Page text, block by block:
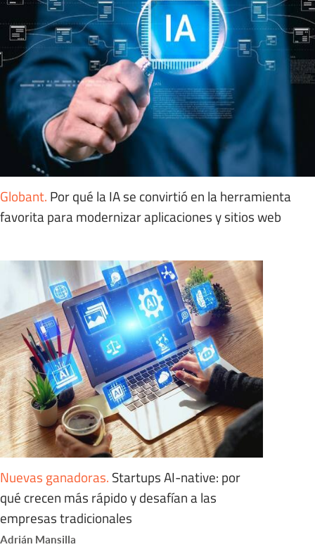
Globant. Por qué la IA se convirtió en la herramienta
favorita para modernizar aplicaciones y sitios web
Nuevas ganadoras. Startups AI-native: por
qué crecen más rápido y desafían a las
empresas tradicionales
Adrián Mansilla